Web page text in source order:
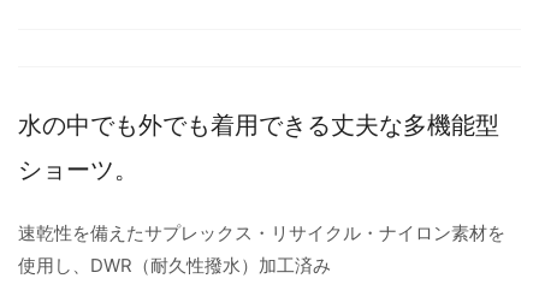
水の中でも外でも着用できる丈夫な多機能型
ショーツ。
速乾性を備えたサプレックス・リサイクル・ナイロン素材を
使用し、DWR（耐久性撥水）加工済み